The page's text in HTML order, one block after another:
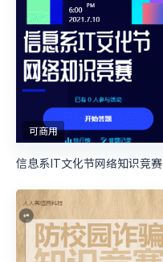
可商用
信息系IT文化节网络知识竞赛